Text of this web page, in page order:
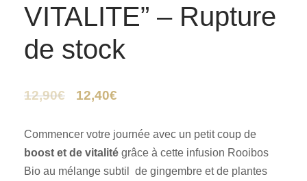
VITALITE” – Rupture
de stock
12,90€ 12,40€
Commencer votre journée avec un petit coup de
boost et de vitalité grâce à cette infusion Rooibos
Bio au mélange subtil de gingembre et de plantes